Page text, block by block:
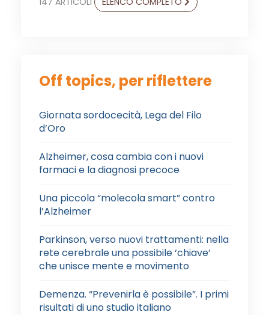
Off topics, per riflettere
Giornata sordocecità, Lega del Filo
d’Oro
Alzheimer, cosa cambia con i nuovi
farmaci e la diagnosi precoce
Una piccola “molecola smart” contro
l’Alzheimer
Parkinson, verso nuovi trattamenti: nella
rete cerebrale una possibile ‘chiave’
che unisce mente e movimento
Demenza. “Prevenirla è possibile”. I primi
risultati di uno studio italiano